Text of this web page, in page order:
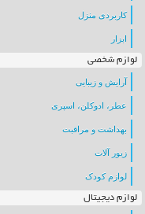
کاربردی منزل
ابزار
لوازم شخصی
آرایش و زیبایی
عطر، ادوکلن، اسپری
بهداشت و مراقبت
زیور آلات
لوازم کودک
لوازم دیجیتال